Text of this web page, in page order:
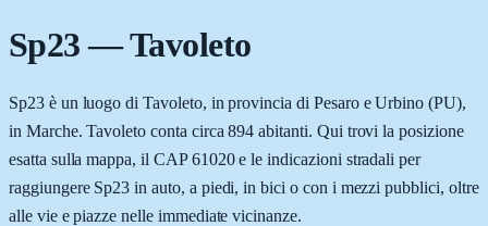
Sp23—Tavoleto
Sp23 è un luogo di Tavoleto, in provincia di Pesaro e Urbino (PU),
in Marche. Tavoleto conta circa 894 abitanti. Qui trovi la posizione
esatta sulla mappa, il CAP 61020 e le indicazioni stradali per
raggiungere Sp23 in auto, a piedi, in bici o con i mezzi pubblici, oltre
alle vie e piazze nelle immediate vicinanze.